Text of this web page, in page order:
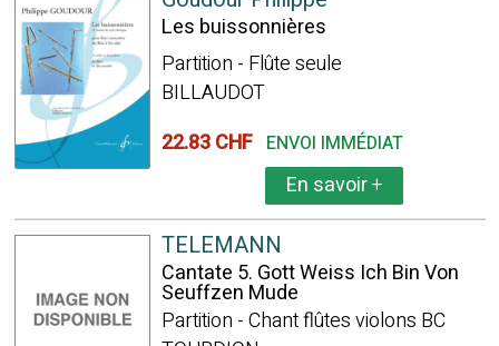
Les buissonnières
Partition - Flûte seule
BILLAUDOT
22.83 CHF ENVOI IMMÉDIAT
En savoir+
TELEMANN
Cantate 5. Gott Weiss Ich Bin Von
Seuffzen Mude
Partition - Chant flûtes violons BC